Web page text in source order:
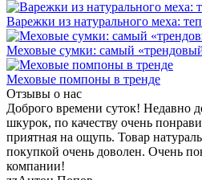
Варежки из натурального меха:
Меховые сумки: самый
Меховые помпоны в тренде
Отзывы о нас
Доброго времени суток! Недавно
шкурок, по качеству очень
приятная на ощупь. Товар
покупкой очень доволен. Очень
компании!